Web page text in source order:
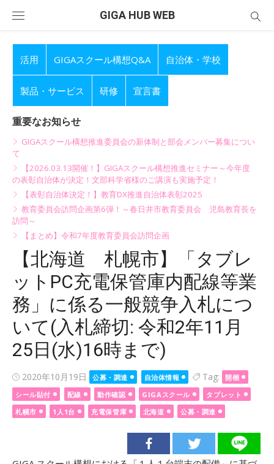
GIGA HUB WEB
活用 GIGAスクール構想Q&A 自治体・学校
製品・サービス 研修 宣言書
重要なお知らせ
GIGAスクール構想推進委員会の新体制と部会メンバー募集につい
て
【2026.03.13開催！】GIGAスクール構想推進セミナー～今年度
の表彰自治体が決定！文部科学省様のご講演も実施予定！
【表彰自治体決定！】教育DX推進自治体表彰2025
教育委員会訪問企画第6弾！～春日井市教育委員会 児島教育長を
訪問～
【まとめ】令和7年度教育委員会訪問企画
【北海道 札幌市】「タブレ
ットPC充電保管庫内配線等業
務」に係る一般競争入札につ
いて(入札締切: 令和2年11月
25日(水)16時まで)
Posted
on
2020年10月19日 公募・調達 自治体情報 Tag:
開梱
シール貼付
配線 動作確認 GIGAスクール
タブレット
札幌市
1人1台 充電保管庫 北海道 公募・調達